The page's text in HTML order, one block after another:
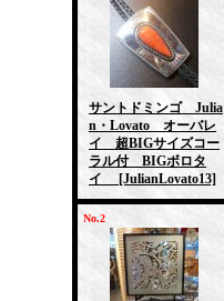
サントドミンゴ Julia
n・Lovato オーバレ
イ 超BIGサイズコー
ラル付 BIGボロタ
イ
[JulianLovato13]
No.2